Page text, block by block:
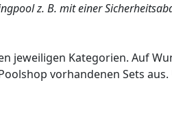
z. B. mit einer
jeweiligen Kategorien. Auf
vorhandenen Sets